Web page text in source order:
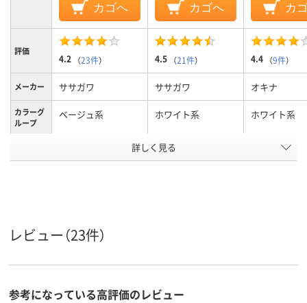
カゴへ カゴへ カ
評価
4.2 （23件） 4.5 （21件） 4.4 （9件）
メーカー ササガワ ササガワ オキナ
カラーグ
ループ
ベージュ系 ホワイト系 ホワイト系
A4
賞状用紙
の色
クリーム
詳しく見る
レビュー（23件）
参考になっている高評価のレビュー